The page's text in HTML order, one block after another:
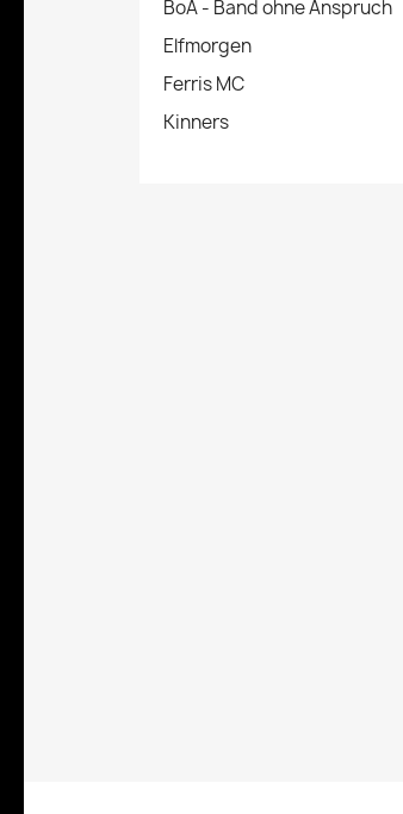
BoA - Band ohne Anspruch
Elfmorgen
Ferris MC
Kinners